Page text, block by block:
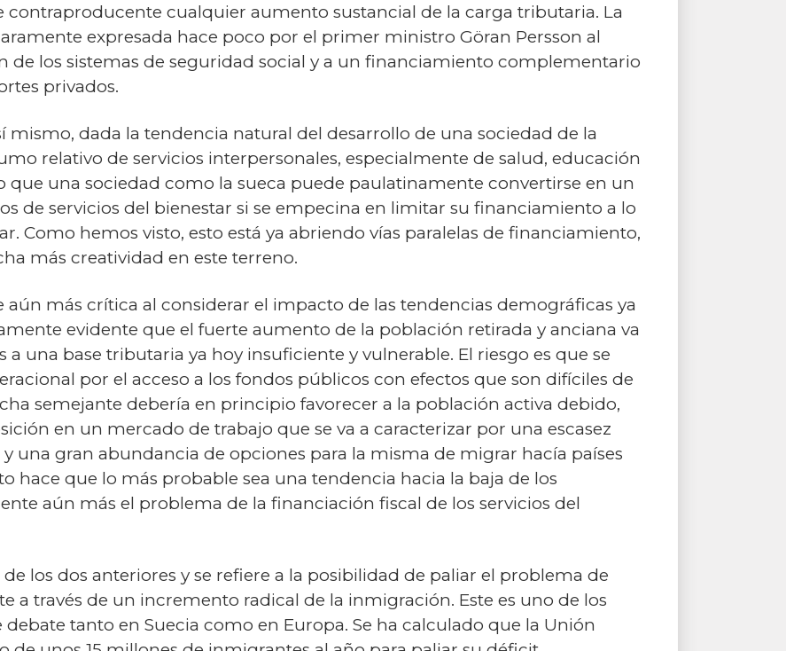
cualquier aumento sustancial de la carga tributaria. La
expresada hace poco por el primer ministro Göran Persson al
de los sistemas de seguridad social y a un financiamiento complementario
privados.
dada la tendencia natural del desarrollo de una sociedad de la
relativo de servicios interpersonales, especialmente de salud, educación
que una sociedad como la sueca puede paulatinamente convertirse en un
de servicios del bienestar si se empecina en limitar su financiamiento a lo
Como hemos visto, esto está ya abriendo vías paralelas de financiamiento,
más creatividad en este terreno.
aún más crítica al considerar el impacto de las tendencias demográficas ya
evidente que el fuerte aumento de la población retirada y anciana va
una base tributaria ya hoy insuficiente y vulnerable. El riesgo es que se
por el acceso a los fondos públicos con efectos que son difíciles de
semejante debería en principio favorecer a la población activa debido,
en un mercado de trabajo que se va a caracterizar por una escasez
una gran abundancia de opciones para la misma de migrar hacía países
hace que lo más probable sea una tendencia hacia la baja de los
aún más el problema de la financiación fiscal de los servicios del
los dos anteriores y se refiere a la posibilidad de paliar el problema de
a través de un incremento radical de la inmigración. Este es uno de los
tanto en Suecia como en Europa. Se ha calculado que la Unión